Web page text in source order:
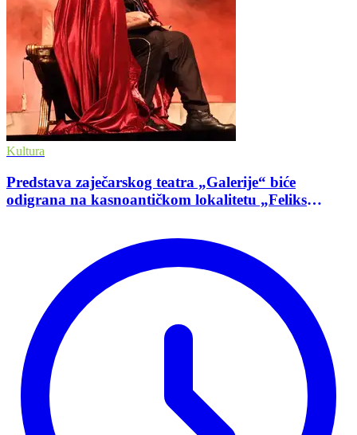
Kultura
Predstava zaječarskog teatra „Galerije“ biće
odigrana na kasnoantičkom lokalitetu „Feliks